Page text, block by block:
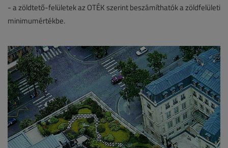
- a zöldtető-felületek az OTÉK szerint beszámíthatók a zöldfelületi
minimumértékbe.